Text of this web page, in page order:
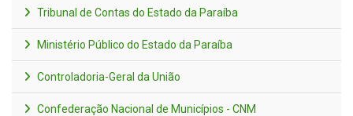
Tribunal de Contas do Estado da Paraíba
Ministério Público do Estado da Paraíba
Controladoria-Geral da União
Confederação Nacional de Municípios - CNM